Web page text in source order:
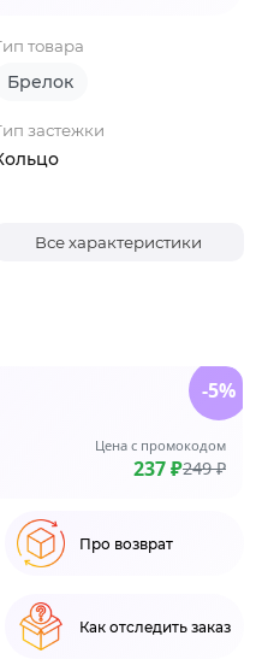
товара
Брелок
застежки
Все характеристики
Цена с промокодом
237 ₽249 ₽
-5%
Про возврат
Как отследить заказ